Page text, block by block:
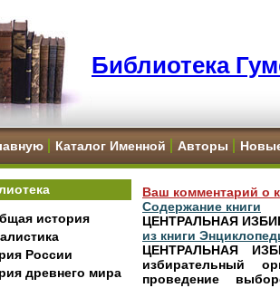
Библиотека
Каталог Именной Авторы
история
России
древнего мира
Ваш комментарий о
Содержание книги
ЦЕНТРАЛЬНАЯ
из книги
ЦЕНТРАЛЬНАЯ
избирательный
проведение